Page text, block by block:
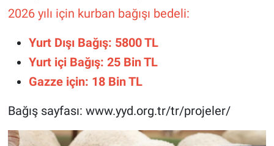
2026 yılı için kurban bağışı bedeli:
Yurt Dışı Bağış: 5800 TL
Yurt içi Bağış: 25 Bin TL
Gazze için: 18 Bin TL
Bağış sayfası: www.yyd.org.tr/tr/projeler/